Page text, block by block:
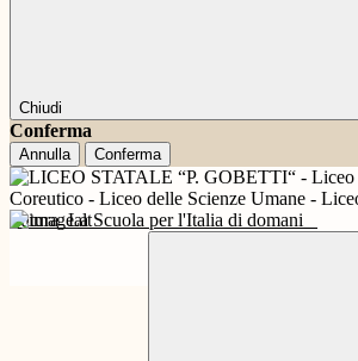
Chiudi
Conferma
Annulla Conferma
Futura La Scuola per l'Italia di domani